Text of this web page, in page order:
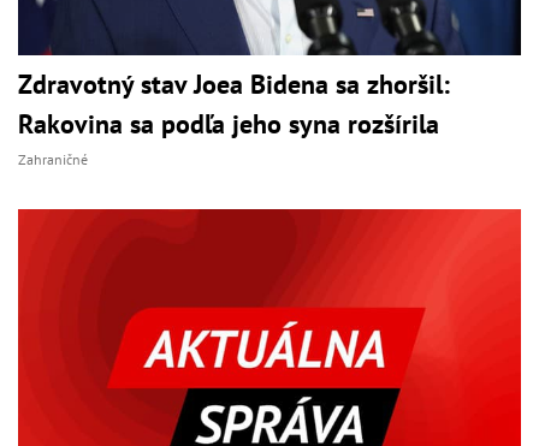
Zdravotný stav Joea Bidena sa zhoršil:
Rakovina sa podľa jeho syna rozšírila
Zahraničné